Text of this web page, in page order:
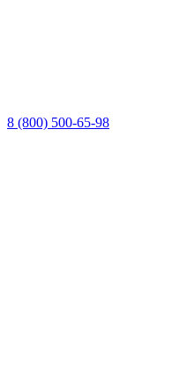
8 (800) 500-65-98